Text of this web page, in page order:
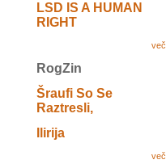
LSD IS A HUMAN
RIGHT
več
RogZin
Šraufi So Se
Raztresli,
Ilirija
več